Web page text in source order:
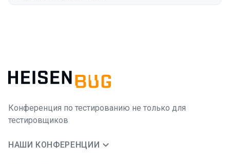
Конференция по тестированию не только для
тестировщиков
НАШИ КОНФЕРЕНЦИИ